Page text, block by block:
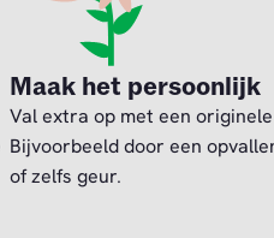
Maak het persoonlijk
Val extra op met een
Bijvoorbeeld door een
of zelfs geur.